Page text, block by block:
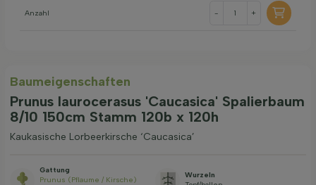
Anzahl - +
Baum­eigen­schaften
Prunus laurocerasus 'Caucasica' Spalierbaum
8/10 150cm Stamm 120b x 120h
Kaukasische Lorbeerkirsche ‘Caucasica’
Gattung
Prunus (Pflaume / Kirsche)
Wurzeln